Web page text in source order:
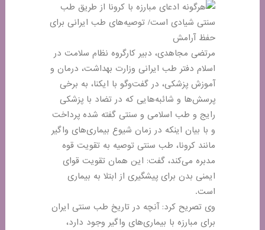
مرتضی مجاهدی، دبیر کارگروه نظام سلامت در
اسلام دفتر طب ایرانی وزارت بهداشت، درمان و
آموزش پزشکی، در گفت‌وگو با ایکنا، به برخی
پرسش‌ها و شائبه‌هایی که در تضاد با پزشکی
رایج و طب اسلامی و سنتی گفته شده پرداخت
و با بیان اینکه در زمان شیوع بیماری‌های واگیر
مانند کرونا، طب سنتی توصیه به تقویت قوه
مدبره می‌کند، گفت: این همان تقویت قوای
ایمنی بدن برای پیشگیری از ابتلا به بیماری
است.
وی تصریح کرد: آنچه در تاریخ طب سنتی ایران
برای مبارزه با بیماری‌های واگیر وجود دارد،